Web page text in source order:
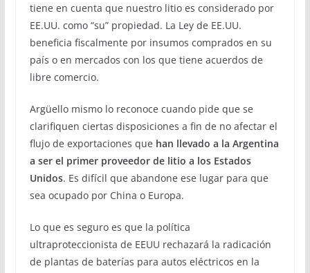
tiene en cuenta que nuestro litio es considerado por
EE.UU. como “su” propiedad. La Ley de EE.UU.
beneficia fiscalmente por insumos comprados en su
país o en mercados con los que tiene acuerdos de
libre comercio.
Argüello mismo lo reconoce cuando pide que se
clarifiquen ciertas disposiciones a fin de no afectar el
flujo de exportaciones que han llevado a la Argentina
a ser el primer proveedor de litio a los Estados
Unidos. Es difícil que abandone ese lugar para que
sea ocupado por China o Europa.
Lo que es seguro es que la política
ultraproteccionista de EEUU rechazará la radicación
de plantas de baterías para autos eléctricos en la